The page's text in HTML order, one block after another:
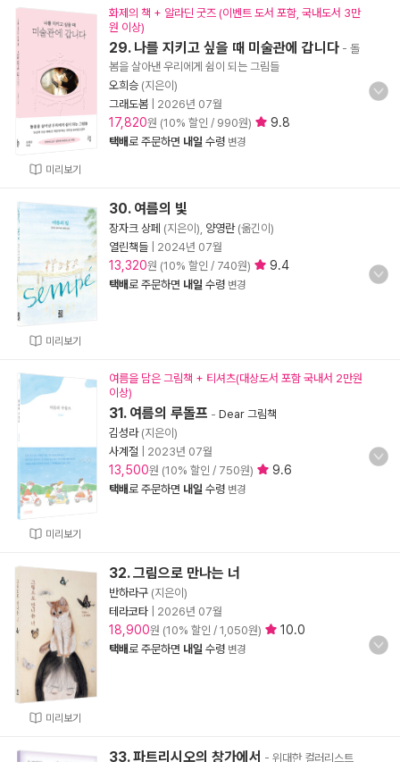
미리보기
화제의 책 + 알라딘 굿즈 (이벤트 도서 포함, 국내도서 3만
원 이상)
29. 나를 지키고 싶을 때 미술관에 갑니다 - 돌
봄을 살아낸 우리에게 쉼이 되는 그림들
오희승 (지은이)
그래도봄
2026년 07월
17,820원 (10% 할인 / 990원) 9.8
택배로 주문하면 내일 수령 변경
미리보기
30. 여름의 빛
장자크 상페 (지은이), 양영란(옮긴이)
열린책들
2024년 07월
13,320원 (10% 할인 / 740원) 9.4
택배로 주문하면 내일 수령 변경
미리보기
여름을 담은 그림책 + 티셔츠(대상도서 포함 국내서 2만원
이상)
31. 여름의 루돌프 - Dear 그림책
김성라(지은이)
사계절
2023년 07월
13,500원 (10% 할인 / 750원) 9.6
택배로 주문하면 내일 수령 변경
미리보기
32. 그림으로 만나는 너
반하라구 (지은이)
테라코타
2026년 07월
18,900원 (10% 할인 / 1,050원) 10.0
택배로 주문하면 내일 수령 변경
33. 파트리시오의 창가에서 - 위대한 컬러리스트,